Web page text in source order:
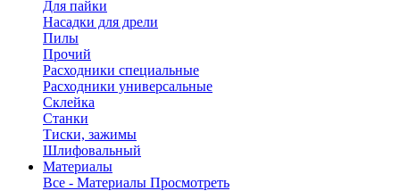
Для пайки
Насадки для дрели
Пилы
Прочий
Расходники специальные
Расходники универсальные
Склейка
Станки
Тиски, зажимы
Шлифовальный
Материалы
Все - Материалы Просмотреть